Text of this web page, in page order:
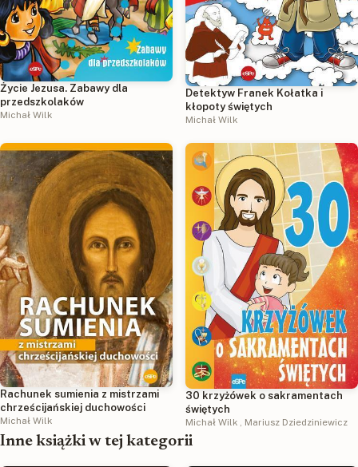
Życie Jezusa. Zabawy dla
przedszkolaków
Michał Wilk
Detektyw Franek Kołatka i
kłopoty świętych
Michał Wilk
Rachunek sumienia z mistrzami
chrześcijańskiej duchowości
Michał Wilk
30 krzyżówek o sakramentach
świętych
Michał Wilk Mariusz Dziedziniewicz
Inne książki w tej kategorii